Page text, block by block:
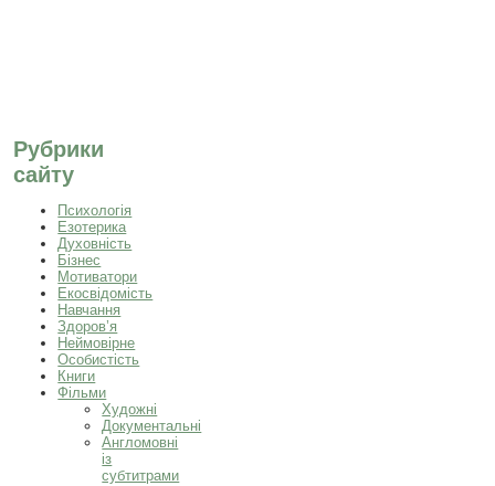
Рубрики
сайту
Психологія
Езотерика
Духовність
Бізнес
Мотиватори
Екосвідомість
Навчання
Здоров’я
Неймовірне
Особистість
Книги
Фільми
Художні
Документальні
Англомовні
із
субтитрами